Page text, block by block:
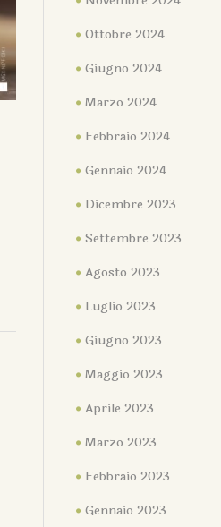
Ottobre 2024
Giugno 2024
Marzo 2024
Febbraio 2024
Gennaio 2024
Dicembre 2023
Settembre 2023
Agosto 2023
Luglio 2023
Giugno 2023
Maggio 2023
Aprile 2023
Marzo 2023
Febbraio 2023
Gennaio 2023